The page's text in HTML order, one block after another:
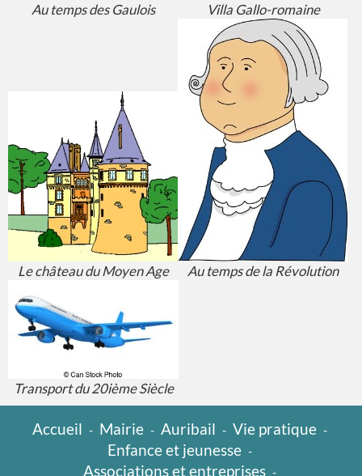
Au temps des Gaulois Villa Gallo-romaine
Le château du Moyen Age Au temps de la Révolution
Transport du 20ième Siècle
Accueil - Mairie - Auribail - Vie pratique -
Enfance et jeunesse -
Associations et entreprises -